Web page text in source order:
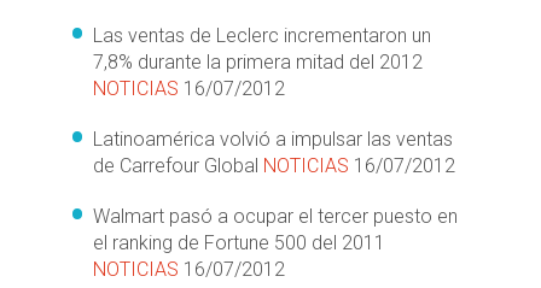
Las ventas de Leclerc incrementaron un
7,8% durante la primera mitad del 2012
NOTICIAS 16/07/2012
Latinoamérica volvió a impulsar las ventas
de Carrefour Global NOTICIAS 16/07/2012
Walmart pasó a ocupar el tercer puesto en
el ranking de Fortune 500 del 2011
NOTICIAS 16/07/2012